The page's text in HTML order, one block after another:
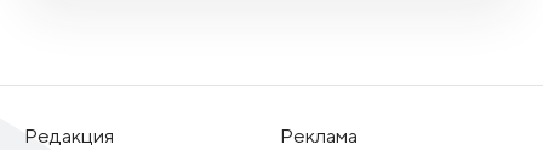
Редакция
Реклама